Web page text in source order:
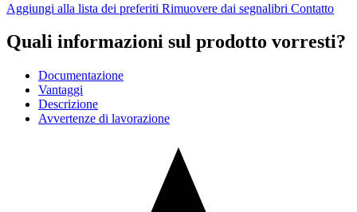
Aggiungi alla lista dei preferiti Rimuovere dai segnalibri Contatto
Quali informazioni sul prodotto vorresti?
Documentazione
Vantaggi
Descrizione
Avvertenze di lavorazione